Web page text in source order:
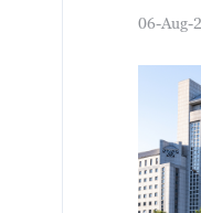
06-Aug-